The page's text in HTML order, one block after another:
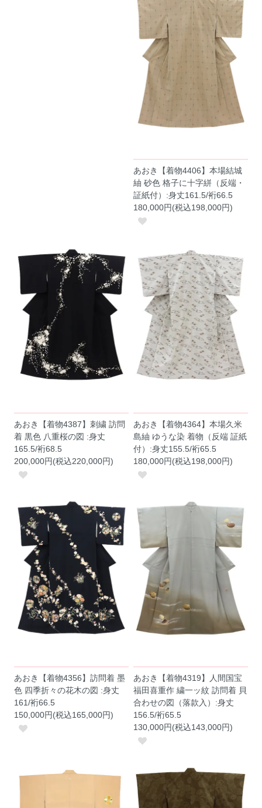
あおき【着物4406】本場結城
紬 砂色 格子に十字絣（反端・
証紙付）:身丈161.5/裄66.5
180,000円(税込198,000円)
あおき【着物4387】刺繍 訪問
着 黒色 八重桜の図 :身丈
165.5/裄68.5
200,000円(税込220,000円)
あおき【着物4364】本場久米
島紬 ゆうな染 着物（反端 証紙
付）:身丈155.5/裄65.5
180,000円(税込198,000円)
あおき【着物4356】訪問着 墨
色 四季折々の花木の図 :身丈
161/裄66.5
150,000円(税込165,000円)
あおき【着物4319】人間国宝
福田喜重作 繍一ッ紋 訪問着 貝
合わせの図（落款入）:身丈
156.5/裄65.5
130,000円(税込143,000円)